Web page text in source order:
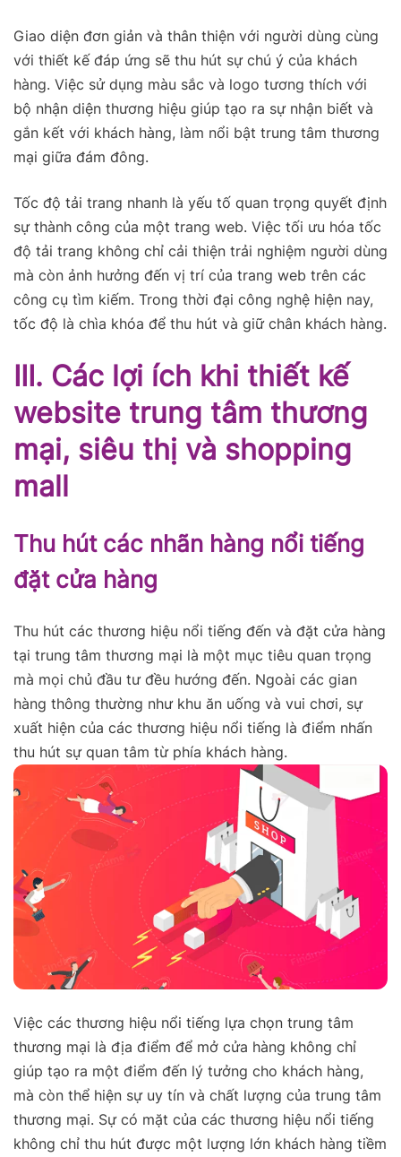
Giao diện đơn giản và thân thiện với người dùng cùng
với thiết kế đáp ứng sẽ thu hút sự chú ý của khách
hàng. Việc sử dụng màu sắc và logo tương thích với
bộ nhận diện thương hiệu giúp tạo ra sự nhận biết và
gắn kết với khách hàng, làm nổi bật trung tâm thương
mại giữa đám đông.
Tốc độ tải trang nhanh là yếu tố quan trọng quyết định
sự thành công của một trang web. Việc tối ưu hóa tốc
độ tải trang không chỉ cải thiện trải nghiệm người dùng
mà còn ảnh hưởng đến vị trí của trang web trên các
công cụ tìm kiếm. Trong thời đại công nghệ hiện nay,
tốc độ là chìa khóa để thu hút và giữ chân khách hàng.
III. Các lợi ích khi thiết kế
website trung tâm thương
mại, siêu thị và shopping
mall
Thu hút các nhãn hàng nổi tiếng
đặt cửa hàng
Thu hút các thương hiệu nổi tiếng đến và đặt cửa hàng
tại trung tâm thương mại là một mục tiêu quan trọng
mà mọi chủ đầu tư đều hướng đến. Ngoài các gian
hàng thông thường như khu ăn uống và vui chơi, sự
xuất hiện của các thương hiệu nổi tiếng là điểm nhấn
thu hút sự quan tâm từ phía khách hàng.
Việc các thương hiệu nổi tiếng lựa chọn trung tâm
thương mại là địa điểm để mở cửa hàng không chỉ
giúp tạo ra một điểm đến lý tưởng cho khách hàng,
mà còn thể hiện sự uy tín và chất lượng của trung tâm
thương mại. Sự có mặt của các thương hiệu nổi tiếng
không chỉ thu hút được một lượng lớn khách hàng tiềm